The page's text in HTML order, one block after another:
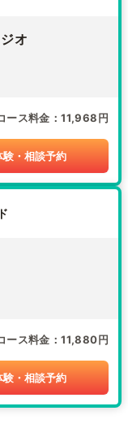
オ
ース料金 11,968円
験・相談予約
ース料金 11,880円
験・相談予約